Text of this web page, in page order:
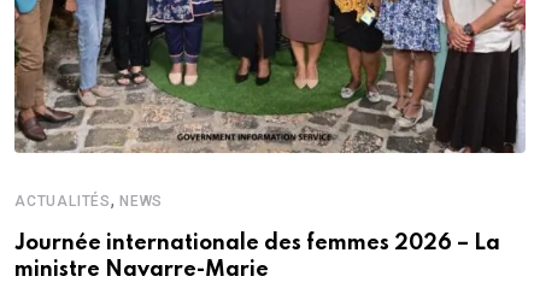
ACTUALITÉS, NEWS
Journée internationale des femmes 2026 – La
ministre Navarre-Marie